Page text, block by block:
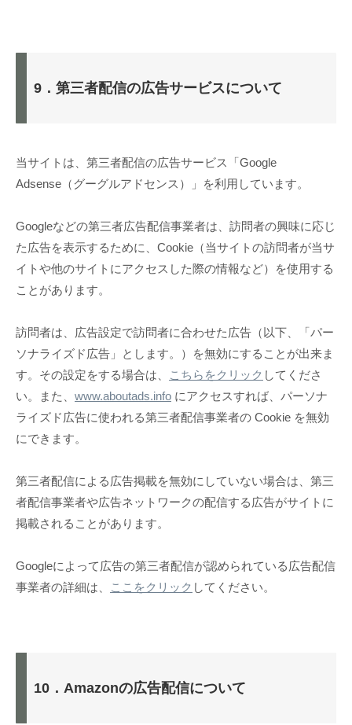
9．第三者配信の広告サービスについて
当サイトは、第三者配信の広告サービス「Google
Adsense（グーグルアドセンス）」を利用しています。
Googleなどの第三者広告配信事業者は、訪問者の興味に応じ
た広告を表示するために、Cookie（当サイトの訪問者が当サ
イトや他のサイトにアクセスした際の情報など）を使用する
ことがあります。
訪問者は、広告設定で訪問者に合わせた広告（以下、「パー
ソナライズド広告」とします。）を無効にすることが出来ま
す。その設定をする場合は、
こちらをクリック してくださ
い。また、 www.aboutads.info にアクセスすれば、パーソナ
ライズド広告に使われる第三者配信事業者の Cookie を無効
にできます。
第三者配信による広告掲載を無効にしていない場合は、第三
者配信事業者や広告ネットワークの配信する広告がサイトに
掲載されることがあります。
Googleによって広告の第三者配信が認められている広告配信
事業者の詳細は、
ここをクリック してください。
10．Amazonの広告配信について